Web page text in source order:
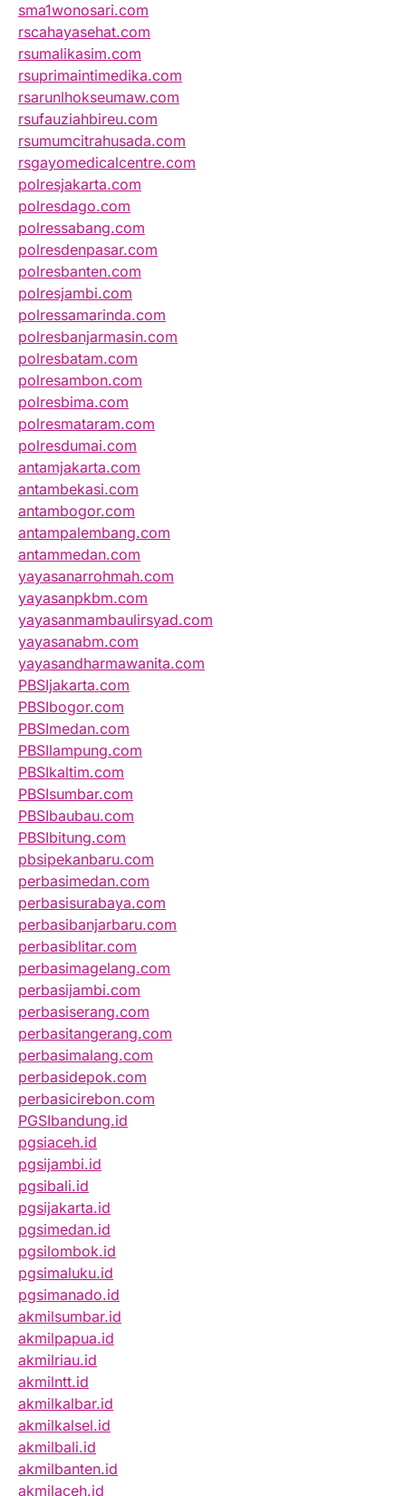
sma1wonosari.com
rscahayasehat.com
rsumalikasim.com
rsuprimaintimedika.com
rsarunlhokseumaw.com
rsufauziahbireu.com
rsumumcitrahusada.com
rsgayomedicalcentre.com
polresjakarta.com
polresdago.com
polressabang.com
polresdenpasar.com
polresbanten.com
polresjambi.com
polressamarinda.com
polresbanjarmasin.com
polresbatam.com
polresambon.com
polresbima.com
polresmataram.com
polresdumai.com
antamjakarta.com
antambekasi.com
antambogor.com
antampalembang.com
antammedan.com
yayasanarrohmah.com
yayasanpkbm.com
yayasanmambaulirsyad.com
yayasanabm.com
yayasandharmawanita.com
PBSIjakarta.com
PBSIbogor.com
PBSImedan.com
PBSIlampung.com
PBSIkaltim.com
PBSIsumbar.com
PBSIbaubau.com
PBSIbitung.com
pbsipekanbaru.com
perbasimedan.com
perbasisurabaya.com
perbasibanjarbaru.com
perbasiblitar.com
perbasimagelang.com
perbasijambi.com
perbasiserang.com
perbasitangerang.com
perbasimalang.com
perbasidepok.com
perbasicirebon.com
PGSIbandung.id
pgsiaceh.id
pgsijambi.id
pgsibali.id
pgsijakarta.id
pgsimedan.id
pgsilombok.id
pgsimaluku.id
pgsimanado.id
akmilsumbar.id
akmilpapua.id
akmilriau.id
akmilntt.id
akmilkalbar.id
akmilkalsel.id
akmilbali.id
akmilbanten.id
akmilaceh.id